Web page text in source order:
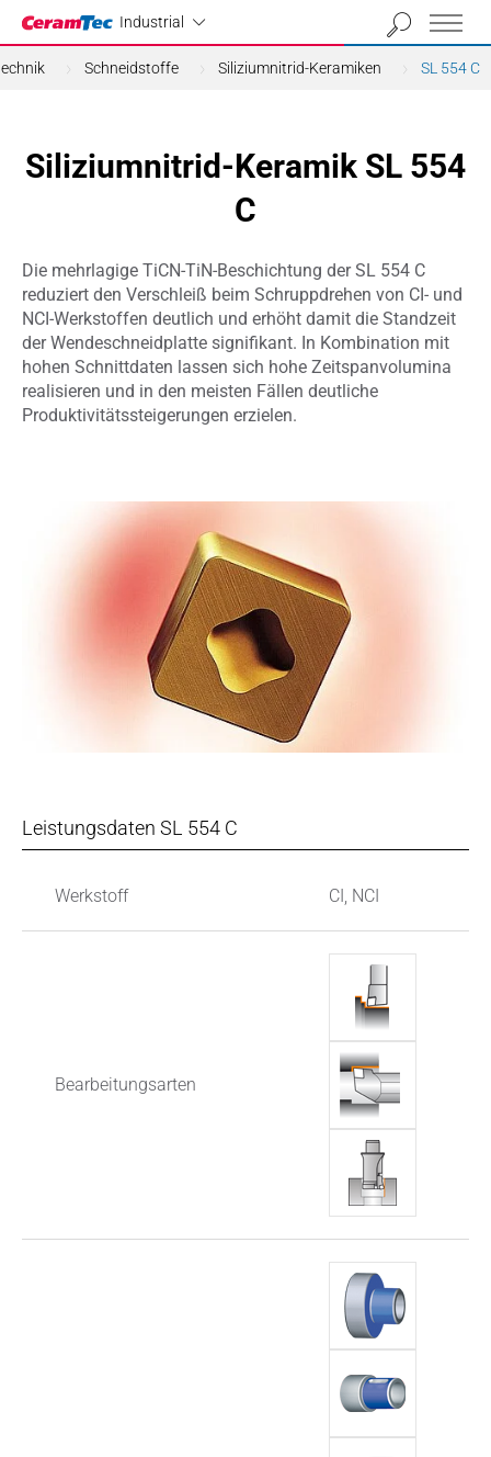
Industrial
Industrial
Schneidstoffe Siliziumnitrid-Keramiken SL 554 C
Siliziumnitrid-Keramik SL 554
C
Die mehrlagige TiCN-TiN-Beschichtung der SL 554 C
reduziert den Verschleiß beim Schruppdrehen von CI- und
NCI-Werkstoffen deutlich und erhöht damit die Standzeit
der Wendeschneidplatte signifikant. In Kombination mit
hohen Schnittdaten lassen sich hohe Zeitspanvolumina
realisieren und in den meisten Fällen deutliche
Produktivitätssteigerungen erzielen.
Leistungsdaten SL 554 C
Werkstoff CI, NCI
Bearbeitungsarten